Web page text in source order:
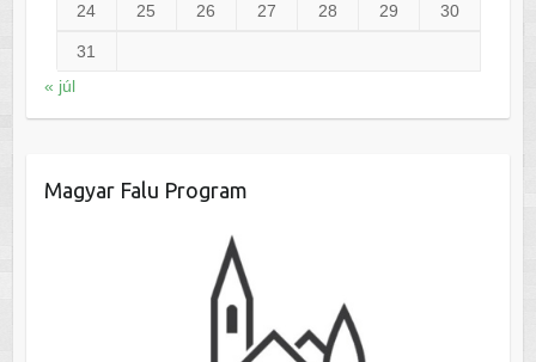
24 25 26 27 28 29 30
31
« júl
Magyar Falu Program